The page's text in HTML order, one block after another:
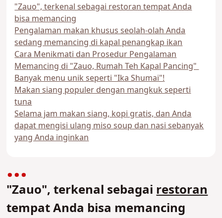
"Zauo", terkenal sebagai restoran tempat Anda
bisa memancing
Pengalaman makan khusus seolah-olah Anda
sedang memancing di kapal penangkap ikan
Cara Menikmati dan Prosedur Pengalaman
Memancing di "Zauo, Rumah Teh Kapal Pancing"
Banyak menu unik seperti "Ika Shumai"!
Makan siang populer dengan mangkuk seperti
tuna
Selama jam makan siang, kopi gratis, dan Anda
dapat mengisi ulang miso soup dan nasi sebanyak
yang Anda inginkan
"Zauo", terkenal sebagairestoran
tempat Anda bisa memancing